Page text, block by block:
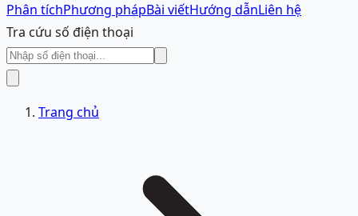
Phân tíchPhương phápBài viếtHướng dẫnLiên hệ
Tra cứu số điện thoại
Trang chủ